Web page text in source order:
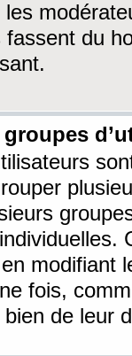
fassent du
modifiant
fois,
de leur